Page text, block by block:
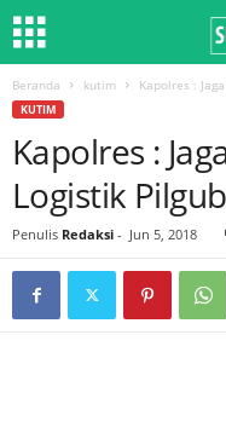
Beranda kutim Kapolres :
KUTIM
Kapolres :
Logistik
Penulis Redaksi - Jun 5, 2018